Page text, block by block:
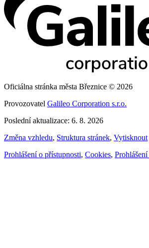
Oficiálna stránka města Březnice © 2026
Provozovatel Galileo Corporation s.r.o.
Poslední aktualizace: 6. 8. 2026
Změna vzhledu, Struktura stránek, Vytisknout
Prohlášení o přístupnosti, Cookies,